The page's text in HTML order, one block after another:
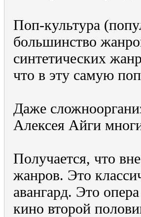
Поп-культура
большинство
синтетических
что в эту самую
Даже
Алексея Айги
Получается, что
жанров. Это
авангард. Это
кино второй